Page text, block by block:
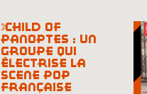
child of
panoptes : un
groupe qui
électrise la
scène pop
française